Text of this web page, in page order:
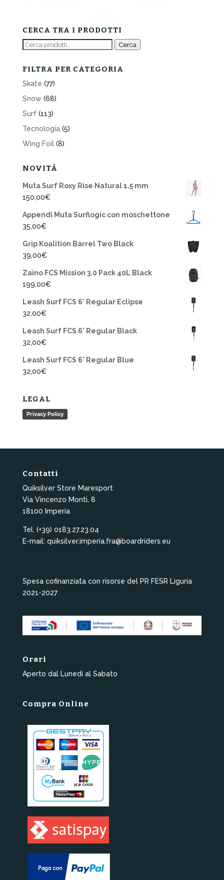
CERCA TRA I PRODOTTI
Cerca: Cerca
FILTRA PER CATEGORIA
Skate (77)
Snow (68)
Surf (113)
Tecnologia (5)
Wing Foil (8)
NOVITÀ
Muta Surf Roxy Rise Natural 1.5 mm
150,00€
Appendi Muta Surflogic con moschettone
35,00€
Grip Koalition Barrel Two Black
39,00€
Zaino FCS Mission 3.0 Pack 40L Black
199,00€
Leash Surf FCS 6' Regular Eclipse
32,00€
Leash Surf FCS 6' Regular Black
32,00€
Leash Surf FCS 6' Regular Blue
32,00€
LEGAL
Privacy Policy
Contatti
Quiksilver Store Maresport
Via Vincenzo Monti, 8
18100 Imperia
Tel. (+39) 0183.27.23.04
E-mail: quiksilver.imperia.fra@boardriders.eu
Spesa cofinanziata con risorse del PR FESR Liguria
2021-2027
Orari
Aperto dal Lunedì al Sabato
Compra Online